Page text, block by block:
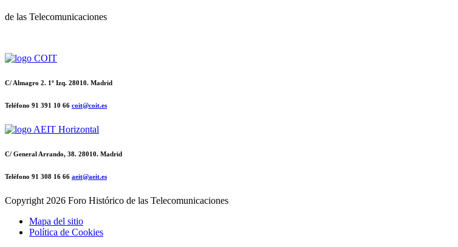
de las Telecomunicaciones
C/ Almagro 2. 1º Izq. 28010. Madrid
Teléfono 91 391 10 66 coit@coit.es
C/ General Arrando, 38. 28010. Madrid
Teléfono 91 308 16 66 aeit@aeit.es
Copyright 2026 Foro Histórico de las Telecomunicaciones
Mapa del sitio
Política de Cookies